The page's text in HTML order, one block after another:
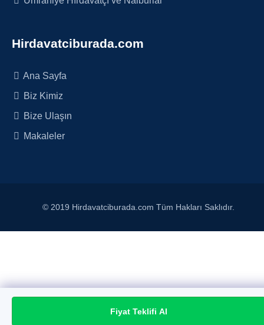
Fiyat Teklifi Al
Hirdavatciburada.com
Ana Sayfa
Biz Kimiz
Bize Ulaşın
Makaleler
© 2019 Hirdavatciburada.com Tüm Hakları Saklıdır.